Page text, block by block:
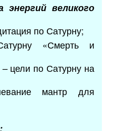
энергий великого
по Сатурну;
«Смерть и
– цели по Сатурну на
мантр для